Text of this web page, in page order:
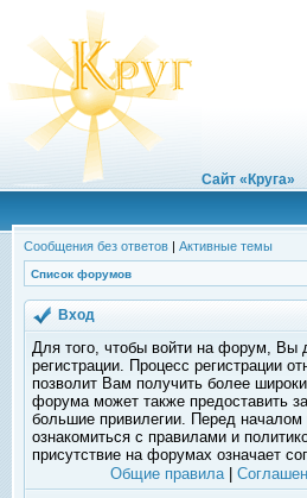
Сайт «Круга»
Сообщения без ответов | Активные темы
Список форумов
Вход
Для того, чтобы войти на форум, Вы
регистрации. Процесс регистрации
позволит Вам получить более
форума может также предоставить
большие привилегии. Перед
ознакомиться с правилами и
присутствие на форумах означает
Общие правила|